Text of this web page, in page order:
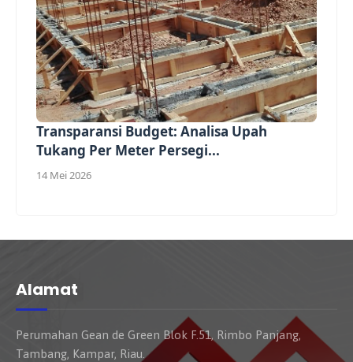
Transparansi Budget: Analisa Upah
Tukang Per Meter Persegi...
14 Mei 2026
Alamat
Perumahan Gean de Green Blok F.51, Rimbo Panjang,
Tambang, Kampar, Riau.